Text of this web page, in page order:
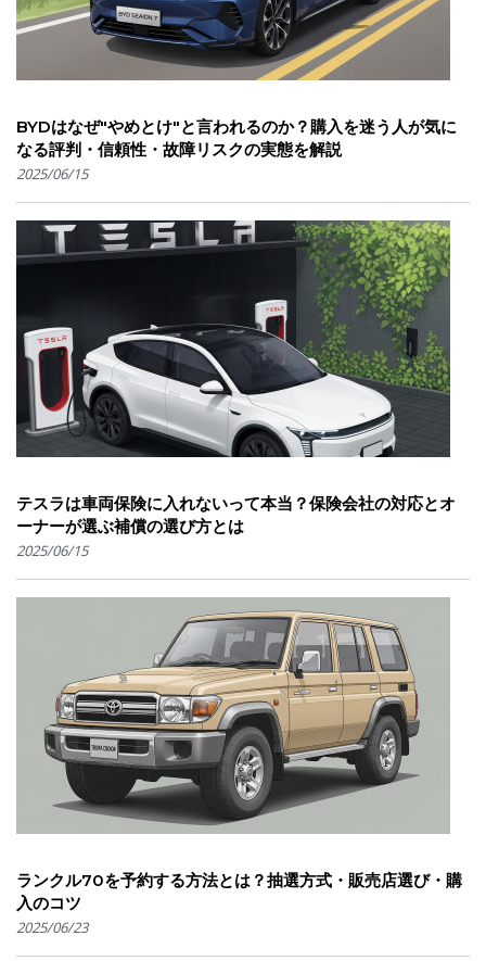
BYDはなぜ"やめとけ"と言われるのか？購入を迷う人が気に
なる評判・信頼性・故障リスクの実態を解説
2025/06/15
テスラは車両保険に入れないって本当？保険会社の対応とオ
ーナーが選ぶ補償の選び方とは
2025/06/15
ランクル70を予約する方法とは？抽選方式・販売店選び・購
入のコツ
2025/06/23